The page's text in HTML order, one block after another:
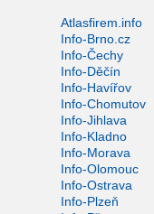
Atlasfirem.info
Info-Brno.cz
Info-Čechy
Info-Děčín
Info-Havířov
Info-Chomutov
Info-Jihlava
Info-Kladno
Info-Morava
Info-Olomouc
Info-Ostrava
Info-Plzeň